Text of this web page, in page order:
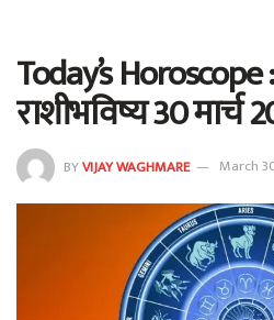
Today’s
राशीभविष्य 30 मार्च
BYVIJAY WAGHMARE March